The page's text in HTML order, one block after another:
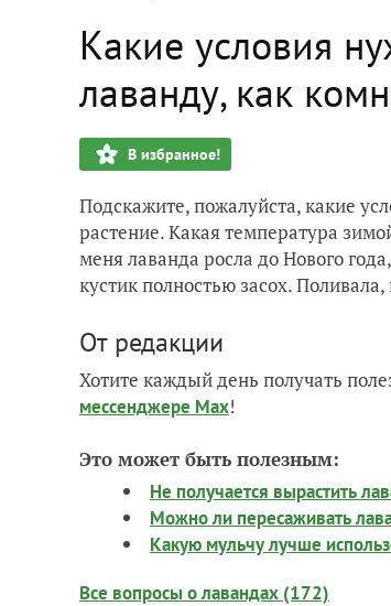
Какие условия
лаванду, как
В избранное!
Подскажите, пожалуйста, какие
растение. Какая температура
меня лаванда росла до Нового
кустик полностью засох.
От редакции
Хотите каждый день получать
мессенджере Max!
Это может быть полезным:
Не получается вырастить
Можно ли пересаживать
Какую мульчу лучше
Все вопросы о лавандах (172)